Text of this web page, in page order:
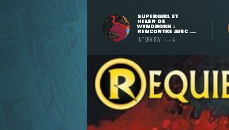
SUPERGIRL ET
HELEN DE
WYNDHORN :
RENCONTRE AVEC ...
INTERVIEW 4